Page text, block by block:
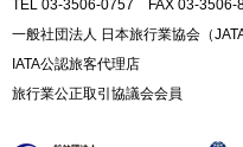
TEL 03-3506-0757 FAX 03-3506-
一般社団法人 日本旅行業協会（
IATA公認旅客代理店
旅行業公正取引協議会会員